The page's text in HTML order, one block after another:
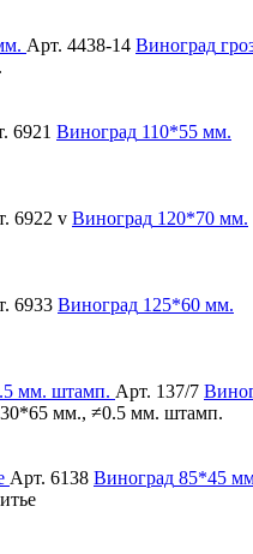
Арт. 4438-14 Виноград
6921 Виноград 110*55 мм.
6922 v Виноград 120*70 мм.
6933 Виноград 125*60 мм.
Арт. 137/7
мм., ≠0.5 мм. штамп.
Арт. 6138 Виноград 85*45